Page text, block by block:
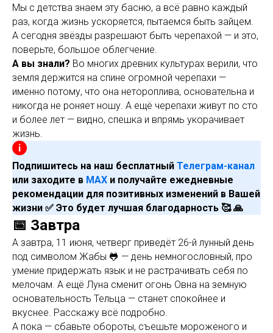
Мы с детства знаем эту басню, а всё равно каждый
раз, когда жизнь ускоряется, пытаемся быть зайцем.
А сегодня звёзды разрешают быть черепахой — и это,
поверьте, большое облегчение.
А вы знали? Во многих древних культурах верили, что
земля держится на спине огромной черепахи —
именно потому, что она нетороплива, основательна и
никогда не роняет ношу. А ещё черепахи живут по сто
и более лет — видно, спешка и впрямь укорачивает
жизнь.
Подпишитесь на наш бесплатный Телеграм-канал
или заходите в МАХ и получайте ежедневные
рекомендации для позитивных изменений в Вашей
жизни ✅ Это будет лучшая благодарность 🥰 🙏
📅 Завтра
А завтра, 11 июня, четверг приведёт 26-й лунный день
под символом Жабы 🐸 — день немногословный, про
умение придержать язык и не растрачивать себя по
мелочам. А ещё Луна сменит огонь Овна на земную
основательность Тельца — станет спокойнее и
вкуснее. Расскажу всё подробно.
А пока — сбавьте обороты, съешьте мороженого и